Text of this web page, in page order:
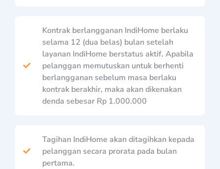
Kontrak berlangganan IndiHome berlaku
selama 12 (dua belas) bulan setelah
layanan IndiHome berstatus aktif. Apabila
pelanggan memutuskan untuk berhenti
berlangganan sebelum masa berlaku
kontrak berakhir, maka akan dikenakan
denda sebesar Rp 1.000.000
Tagihan IndiHome akan ditagihkan kepada
pelanggan secara prorata pada bulan
pertama.